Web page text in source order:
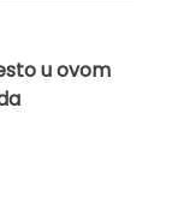
u ovom